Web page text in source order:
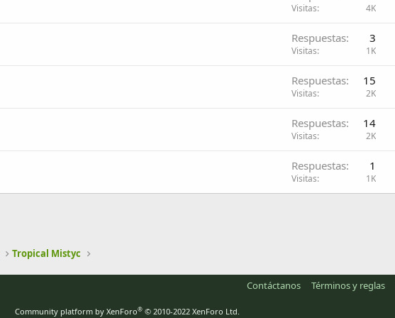
Visitas 4K
Respuestas 3
Visitas 1K
Respuestas 15
Visitas 2K
Respuestas 14
Visitas 2K
Respuestas 1
Visitas 1K
Tropical Mistyc
Contáctanos Términos y reglas
Community platform by XenForo® © 2010-2022 XenForo Ltd.